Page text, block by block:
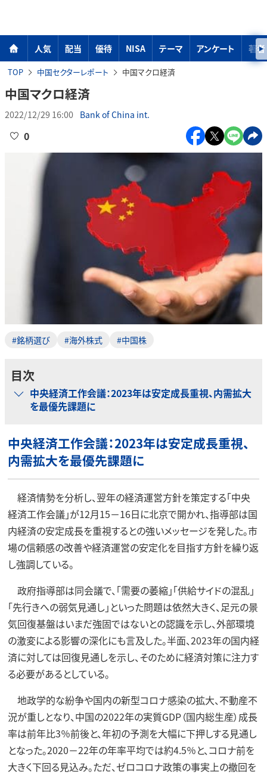
人気 配当 優待 NISA テーマ アンケート 著者
TOP 中国セクターレポート 中国マクロ経済
中国マクロ経済
2022/12/29 16:00 Bank of China int.
0
#銘柄選び #海外株式 #中国株
目次
中央経済工作会議：2023年は安定成長重視、内需拡大
を最優先課題に
中央経済工作会議：2023年は安定成長重視、
内需拡大を最優先課題に
経済情勢を分析し、翌年の経済運営方針を策定する「中央
経済工作会議」が12月15－16日に北京で開かれ、指導部は国
内経済の安定成長を重視するとの強いメッセージを発した。市
場の信頼感の改善や経済運営の安定化を目指す方針を繰り返
し強調している。
政府指導部は同会議で、「需要の萎縮」「供給サイドの混乱」
「先行きへの弱気見通し」といった問題は依然大きく、足元の景
気回復基盤はいまだ強固ではないとの認識を示し、外部環境
の激変による影響の深化にも言及した。半面、2023年の国内経
済に対しては回復見通しを示し、そのために経済対策に注力す
る必要があるとしている。
地政学的な紛争や国内の新型コロナ感染の拡大、不動産不
況が重しとなり、中国の2022年の実質GDP（国内総生産）成長
率は前年比3％前後と、年初の予測を大幅に下押しする見通し
となった。2020－22年の年率平均では約4.5％と、コロナ前を
大きく下回る見込み。ただ、ゼロコロナ政策の事実上の撤回を